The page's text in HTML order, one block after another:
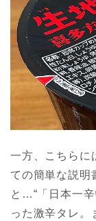
一方、こちらに
ての簡単な説明
と…“「日本一
った激辛タレ。